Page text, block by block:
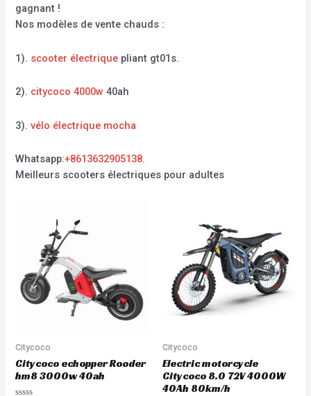
gagnant !
Nos modèles de vente chauds :
1). scooter électrique pliant gt01s.
2). citycoco 4000w 40ah
3).vélo électrique mocha
Whatsapp:+8613632905138.
Meilleurs scooters électriques pour adultes
Citycoco
Citycoco echopper Rooder
hm8 3000w 40ah
Citycoco
Electric motorcycle
Citycoco 8.0 72V 4000W
40Ah 80km/h